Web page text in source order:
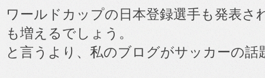
ワールドカップの日本登録選手も発表さ
も増えるでしょう。
と言うより、私のブログがサッカーの